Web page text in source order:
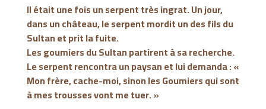
Il était une fois un serpent très ingrat. Un jour,
dans un château, le serpent mordit un des fils du
Sultan et prit la fuite.
Les goumiers du Sultan partirent à sa recherche.
Le serpent rencontra un paysan et lui demanda : «
Mon frère, cache-moi, sinon les Goumiers qui sont
à mes trousses vont me tuer. »